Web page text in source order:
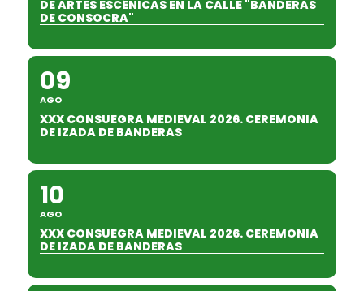
DE ARTES ESCÉNICAS EN LA CALLE "BANDERAS
DE CONSOCRA"
09
AGO
XXX CONSUEGRA MEDIEVAL 2026. CEREMONIA
DE IZADA DE BANDERAS
10
AGO
XXX CONSUEGRA MEDIEVAL 2026. CEREMONIA
DE IZADA DE BANDERAS